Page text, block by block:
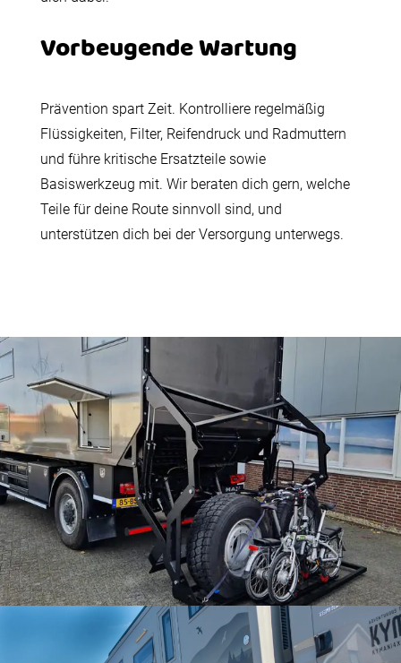
Vorbeugende Wartung
Prävention spart Zeit. Kontrolliere regelmäßig
Flüssigkeiten, Filter, Reifendruck und Radmuttern
und führe kritische Ersatzteile sowie
Basiswerkzeug mit. Wir beraten dich gern, welche
Teile für deine Route sinnvoll sind, und
unterstützen dich bei der Versorgung unterwegs.